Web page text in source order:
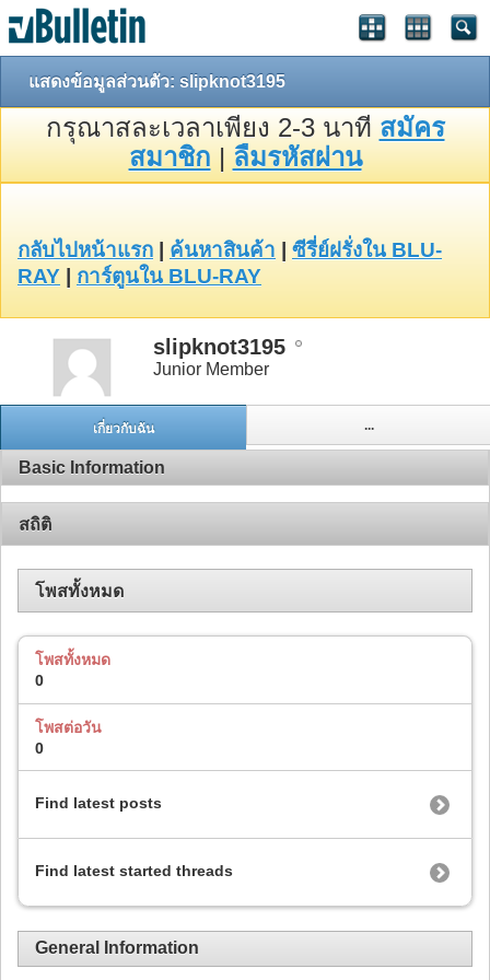
แสดงข้อมูลส่วนตัว: slipknot3195
กรุณาสละเวลาเพียง 2-3 นาที สมัคร
สมาชิก | ลืมรหัสผ่าน
กลับไปหน้าแรก ค้นหาสินค้า
ซีรี่ย์ฝรั่งใน BLU-
RAY
การ์ตูนใน BLU-RAY
slipknot3195
Junior Member
เกี่ยวกับฉัน ...
Basic Information
สถิติ
โพสทั้งหมด
โพสทั้งหมด
0
โพสต่อวัน
0
Find latest posts
Find latest started threads
General Information